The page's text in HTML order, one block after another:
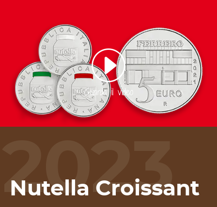
Guarda il video
2023
Nutella Croissant